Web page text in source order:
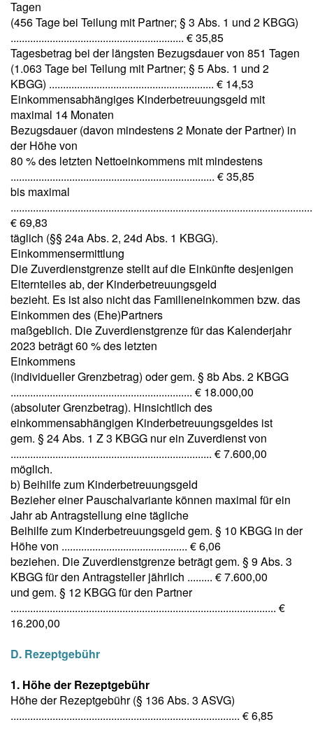
Tagen
(456 Tage bei Teilung mit Partner; § 3 Abs. 1 und 2 KBGG)
.............................................................. € 35,85
Tagesbetrag bei der längsten Bezugsdauer von 851 Tagen
(1.063 Tage bei Teilung mit Partner; § 5 Abs. 1 und 2
KBGG) ........................................................... € 14,53
Einkommensabhängiges Kinderbetreuungsgeld mit
maximal 14 Monaten
Bezugsdauer (davon mindestens 2 Monate der Partner) in
der Höhe von
80 % des letzten Nettoeinkommens mit mindestens
......................................................................... € 35,85
bis maximal
€ 69,83
täglich (§§ 24a Abs. 2, 24d Abs. 1 KBGG).
Einkommensermittlung
Die Zuverdienstgrenze stellt auf die Einkünfte desjenigen
Elternteiles ab, der Kinderbetreuungsgeld
bezieht. Es ist also nicht das Familieneinkommen bzw. das
Einkommen des (Ehe)Partners
maßgeblich. Die Zuverdienstgrenze für das Kalenderjahr
2023 beträgt 60 % des letzten
Einkommens
(individueller Grenzbetrag) oder gem. § 8b Abs. 2 KBGG
................................................................. € 18.000,00
(absoluter Grenzbetrag). Hinsichtlich des
einkommensabhängigen Kinderbetreuungsgeldes ist
gem. § 24 Abs. 1 Z 3 KBGG nur ein Zuverdienst von
........................................................................ € 7.600,00
möglich.
b) Beihilfe zum Kinderbetreuungsgeld
Bezieher einer Pauschalvariante können maximal für ein
Jahr ab Antragstellung eine tägliche
Beihilfe zum Kinderbetreuungsgeld gem. § 10 KBGG in der
Höhe von ............................................. € 6,06
beziehen. Die Zuverdienstgrenze beträgt gem. § 9 Abs. 3
KBGG für den Antragsteller jährlich ......... € 7.600,00
und gem. § 12 KBGG für den Partner
............................................................................................... €
16.200,00
D. Rezeptgebühr
1. Höhe der Rezeptgebühr
Höhe der Rezeptgebühr (§ 136 Abs. 3 ASVG)
.................................................................................. € 6,85